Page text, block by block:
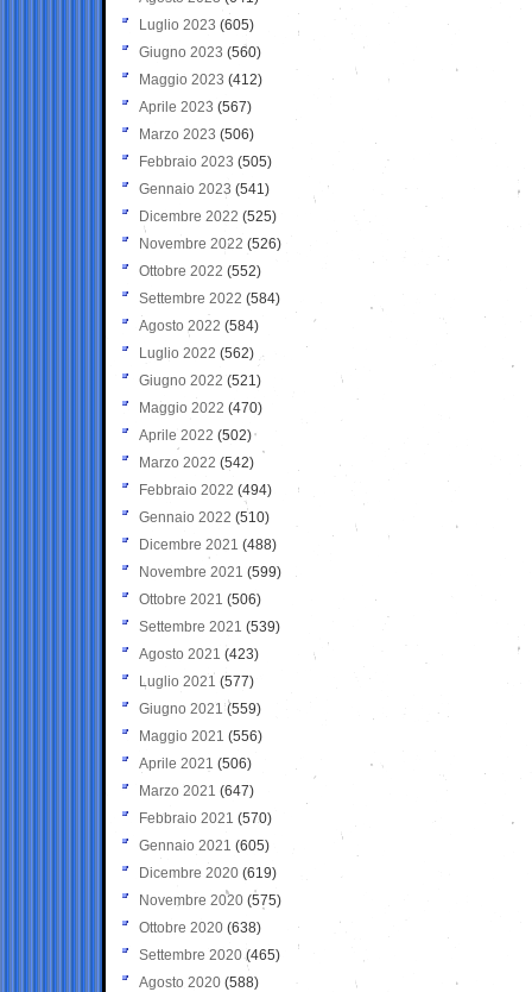
Luglio 2023 (605)
Giugno 2023 (560)
Maggio 2023 (412)
Aprile 2023 (567)
Marzo 2023 (506)
Febbraio 2023 (505)
Gennaio 2023 (541)
Dicembre 2022 (525)
Novembre 2022 (526)
Ottobre 2022 (552)
Settembre 2022 (584)
Agosto 2022 (584)
Luglio 2022 (562)
Giugno 2022 (521)
Maggio 2022 (470)
Aprile 2022 (502)
Marzo 2022 (542)
Febbraio 2022 (494)
Gennaio 2022 (510)
Dicembre 2021 (488)
Novembre 2021 (599)
Ottobre 2021 (506)
Settembre 2021 (539)
Agosto 2021 (423)
Luglio 2021 (577)
Giugno 2021(559)
Maggio 2021 (556)
Aprile 2021 (506)
Marzo 2021 (647)
Febbraio 2021 (570)
Gennaio 2021 (605)
Dicembre 2020 (619)
Novembre 2020 (575)
Ottobre 2020 (638)
Settembre 2020(465)
Agosto 2020 (588)